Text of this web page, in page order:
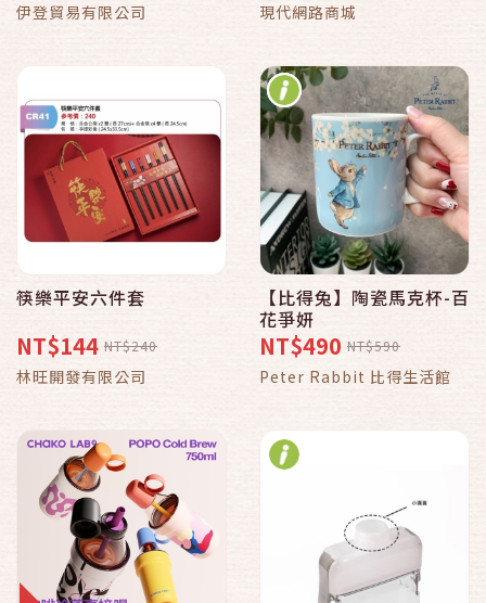
伊登貿易有限公司 現代網路商城
筷樂平安六件套
NT$144 NT$240
林旺開發有限公司
【比得兔】陶瓷馬克杯-百
花爭妍
NT$490 NT$590
Peter Rabbit 比得生活館